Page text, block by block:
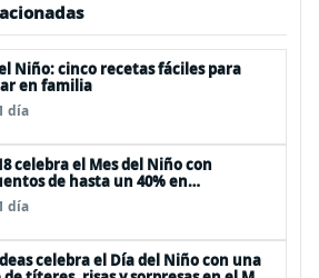
Niño: cinco recetas fáciles para
en familia
día
celebra el Mes del Niño con
de hasta un 40% en
cine, shows y streaming
día
celebra el Día del Niño con una